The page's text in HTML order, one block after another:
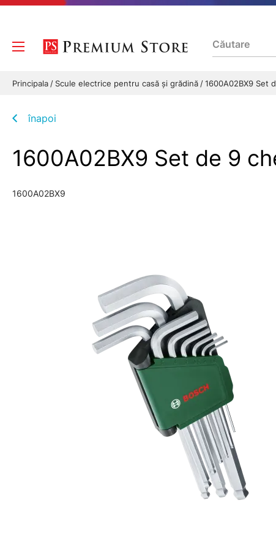
Principala Scule electrice pentru casă și grădină 1600A02BX9 Set
înapoi
1600A02BX9 Set de 9
1600A02BX9